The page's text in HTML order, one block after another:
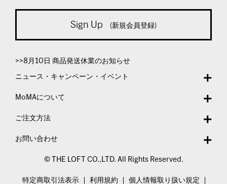
Sign Up (新規会員登録)
>>8月10日 商品発送休業のお知らせ
ニュース・キャンペーン・イベント
MoMAについて
ご注文方法
お問い合わせ
© THE LOFT CO.,LTD. All Rights Reserved.
特定商取引法表示 利用規約 個人情報取り扱い規定